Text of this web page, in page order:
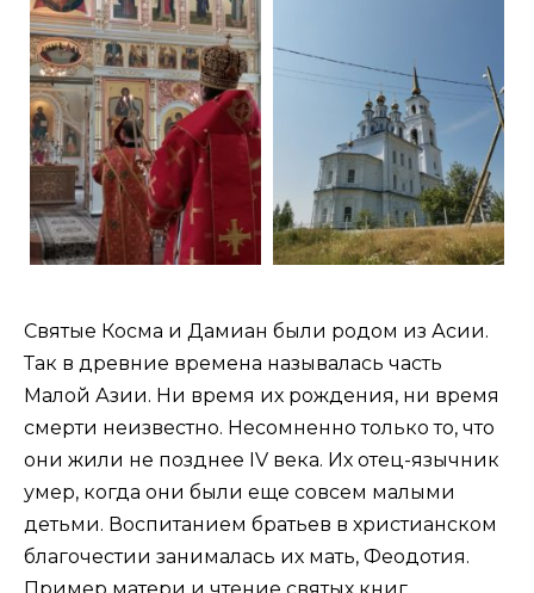
Святые Косма и Дамиан были родом из Асии.
Так в древние времена называлась часть
Малой Азии. Ни время их рождения, ни время
смерти неизвестно. Несомненно только то, что
они жили не позднее IV века. Их отец-язычник
умер, когда они были еще совсем малыми
детьми. Воспитанием братьев в христианском
благочестии занималась их мать, Феодотия.